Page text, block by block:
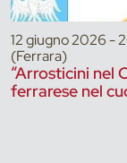
12 giugno 2026 -
(Ferrara)
“Arrosticini nel
ferrarese nel